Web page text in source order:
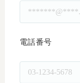
電話番号